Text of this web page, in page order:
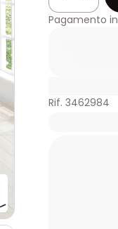
Pagamento in
Rif. 3462984